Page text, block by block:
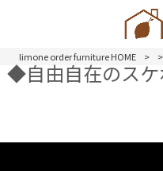
limone order furniture HOME
> >
◆自由自在のス